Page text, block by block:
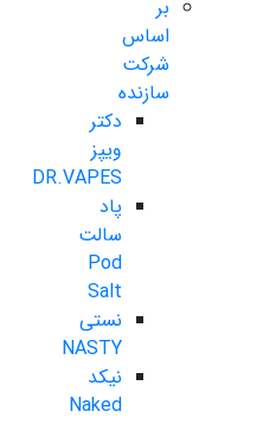
بر
اساس
شرکت
سازنده
دکتر
ویپز
DR.VAPES
پاد
سالت
Pod
Salt
نستی
NASTY
نیکد
Naked